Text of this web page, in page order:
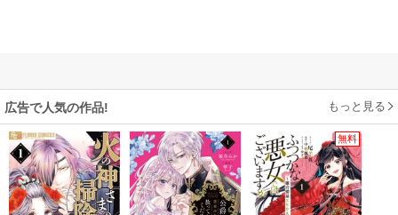
広告で人気の作品! もっと見る
無料